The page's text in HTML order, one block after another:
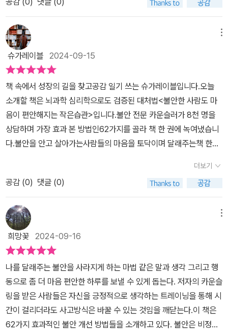
g) 이라고 하는 방법이 소개되어 있었는데, 머릿속에 떠오른 것을 모
조리 종이에 적는 활동으로 신경 쓰이는 일이나 이유 모를 불안감을
종이에 써 내려가다 보면 머릿속이 정리 되어 속도 시원하고 기분도
가벼워지는 이 방법을 해 보고 있다. 안하는 것보다야 훨씬 낫고, 며칠
쓰다보니 내가 주로 무슨 생각의 흐름으로 불안을 느끼고 있는지 알
수 있어서 꽤 좋아서 쓰고 있다. 이 책, 괜찮다! 늘 느끼지만 행동이 따
라야 변화가 일어난다. 🔖 괜찮습니다. 당신의 행복은 당신이 제일 잘
알고 있습니다. 불안에 휩싸여 결정 내리지 못하고 있는 상황이라도
답은 이미 명확하게 당신 안에 있음을 기억하세요.
주는데 책을 읽으면서 따라하다보니 조금씩 마음이 편안해지는 경험
을 할 수 있었다. 생각보다 세상에는 많은류의 불안이 있었는데 나같
은 경우는 일어나지 않은 일에 대한 불안감으로 매사에 모든 일에 있
어서 걱정이 먼저였던 것 같다. 책에는 이런 부분까지 도움을 줄 수 있
는 방법이 나와있어서 공감이 가기도, 나에 대해 많은 위로를 받기도
하는 매우 좋은 시간이였다. 책에 나와있는데로 오늘 아침 일어나서
내 자신을 감싸 안아주면서 나에게 위로의 말을 건내보니 하루의 시
작이, 그리고 하루의 마무리까지 기분좋게 보낼 수 있을것같은 자신
감이, 확신이 생겼다.📖 새로운 가능성을 발견할 수 있는 유연한 마음
은 지금까지 당신을 괴롭혀온 불안조차 당신을 밝게 빛나게 하는 힘
으로 바꿀 수 있습니다.-P.28📖 자신을 너그러운 시선으로 바라보고
여유를 가지면 어느샌가 다른 사람의 행동이 별로 신경 쓰이지 않게
됩니다. 그 결과 당신은 다른 사람을 넉넉히 이해하는 사람이 될 수 있
보세요. 괜찮습니다. 오늘보다 내일은 훨씬 좋은 하루일 테니까요.-P.
287#도서제공 #서평 #카운슬러 #책리뷰 #책추천 #자기계발 #베
스트셀러 #북스타그램 #책스타그램 #book #bookstagram #bo
oklover #bestseller
슈가레이블 2024-09-15
책 속에서 성장의 길을 찾고공감 일기 쓰는 슈가레이블입니다.오늘
소개할 책은 뇌과학 심리학으로도 검증된 대처법<불안한 사람도 마
음이 편안해지는 작은습관>입니다.​불안 전문 카운슬러가 8천 명을
상담하며 가장 효과 본 방법인62가지를 골라 책 한 권에 녹여냈습니
다.​불안을 안고 살아가는사람들의 마음을 토닥이며 달래주는책 한
해지는 작은 습관을 통해자신에게 꼭 맞는 방법을 만나 가벼운 기분
으로마인드 카운슬링을 하며자신만의 방법 또한 발견하길 희망하고
있습니다.이 책을 받아 제목을 읽었을 때는그저 바쁜 현대사회에서
조금이나마 더마음 편하게 살아갈 수 있는 방법들에 대해서소개했겠
지?라는 생각만 했었습니다.​책 앞부분의 6장 분량의 저자의 카운슬
링을 받은 불안했던 사람들의 후기를하나하나 읽어보며 그 사연을 접
했을 때는불안이라는 감정을 안고 우울증으로 살아가는사람들이 참
도 많구나... 새롭게 알게 되었고미리 대처하듯 이 책을 정독해 봐야겠
다는생각만으로 이 책으로 빠져 보았습니다.​책을 읽으면서 문득'나는
불안에 대해서 좀 무딘 사람인가?' 아니면 '정말 극도의 불안을 만나
보지 못한 걸까?''사람마다의 불안한 감정을 어떻게 측정하는 걸
까?'몇 가지 의문점을 가져보았습니다.​난 그동안 이 정도의 불안은 감
더보기
공감 (0) 댓글 (0)
희망꽃 2024-09-16
나를 달래주는 불안을 사라지게 하는 마법 같은 말과 생각 그리고 행
동으로 좀 더 마음 편안한 하루를 보낼 수 있게 돕는다. 저자의 카운슬
링을 받은 사람들은 자신을 긍정적으로 생각하는 트레이닝을 통해 시
간이 걸리더라도 사고방식은 바꿀 수 있는 것임을 깨닫는다.이 책은
62가지 효과적인 불안 개선 방법들을 소개하고 있다. 불안은 비정상